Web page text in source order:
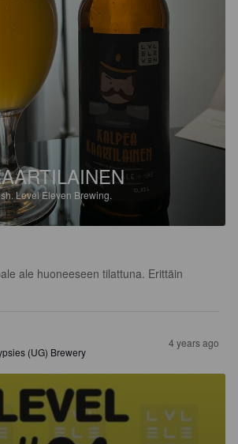
Level Eleven Brewing.
ale huoneeseen tilattuna. Erittäin
(UG) Brewery
4 years ago